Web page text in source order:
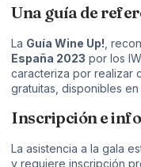
Una guía de
La Guía Wine Up! ,
España 2023 por los
caracteriza por realizar
gratuitas, disponibles
Inscripción e
La asistencia a la gala
y requiere inscripción